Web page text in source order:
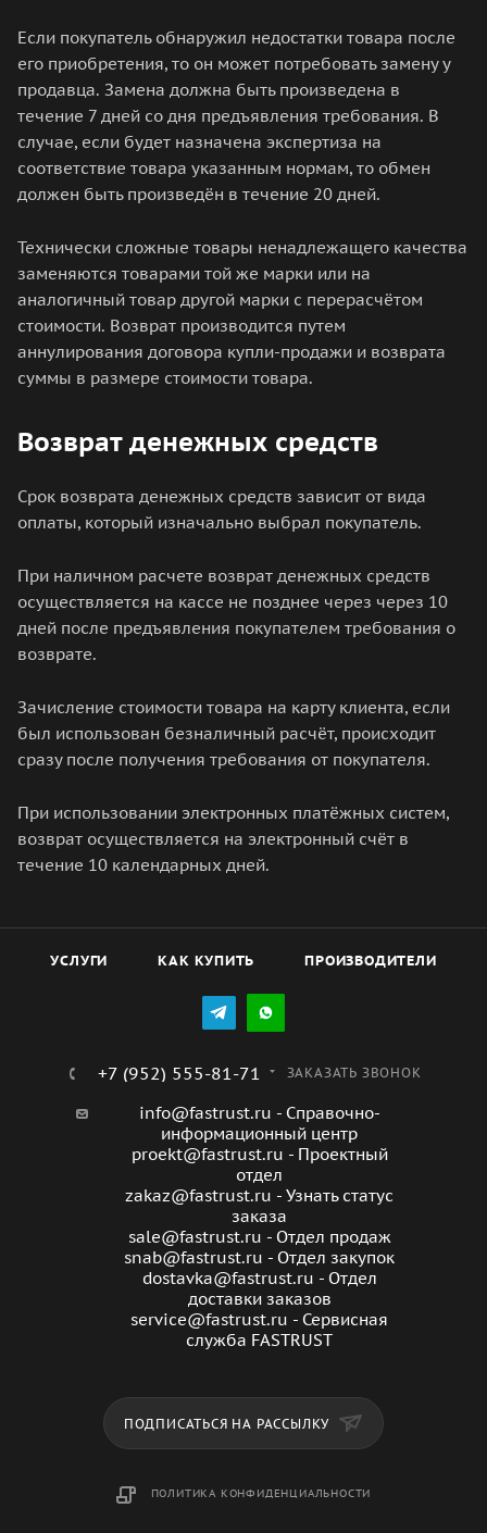
Если покупатель обнаружил недостатки товара после
его приобретения, то он может потребовать замену у
продавца. Замена должна быть произведена в
течение 7 дней со дня предъявления требования. В
случае, если будет назначена экспертиза на
соответствие товара указанным нормам, то обмен
должен быть произведён в течение 20 дней.
Технически сложные товары ненадлежащего качества
заменяются товарами той же марки или на
аналогичный товар другой марки с перерасчётом
стоимости. Возврат производится путем
аннулирования договора купли-продажи и возврата
суммы в размере стоимости товара.
Возврат денежных средств
Срок возврата денежных средств зависит от вида
оплаты, который изначально выбрал покупатель.
При наличном расчете возврат денежных средств
осуществляется на кассе не позднее через через 10
дней после предъявления покупателем требования о
возврате.
Зачисление стоимости товара на карту клиента, если
был использован безналичный расчёт, происходит
сразу после получения требования от покупателя.
При использовании электронных платёжных систем,
возврат осуществляется на электронный счёт в
течение 10 календарных дней.
УСЛУГИ КАК КУПИТЬ ПРОИЗВОДИТЕЛИ
+7 (952) 555-81-71 ЗАКАЗАТЬ ЗВОНОК
info@fastrust.ru - Справочно-
информационный центр
proekt@fastrust.ru - Проектный
отдел
zakaz@fastrust.ru - Узнать статус
заказа
sale@fastrust.ru - Отдел продаж
snab@fastrust.ru - Отдел закупок
dostavka@fastrust.ru - Отдел
доставки заказов
service@fastrust.ru - Сервисная
служба FASTRUST
ПОДПИСАТЬСЯ НА РАССЫЛКУ
ПОЛИТИКА КОНФИДЕНЦИАЛЬНОСТИ